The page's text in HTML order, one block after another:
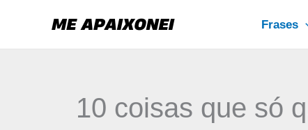
Frases
10 coisas que só